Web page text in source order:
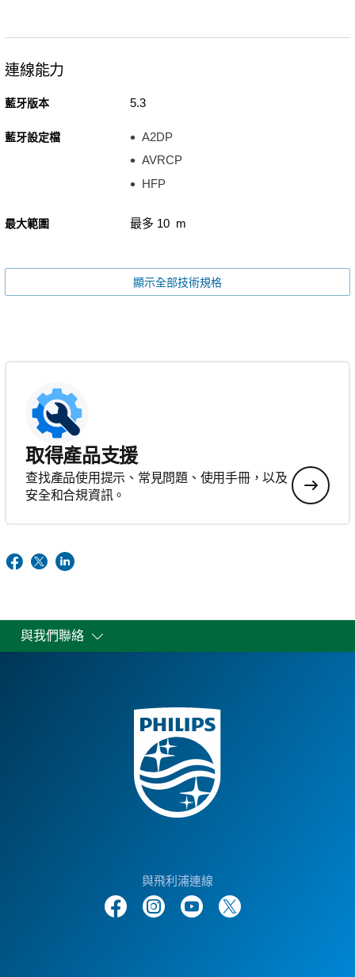
連線能力
藍牙版本 5.3
藍牙設定檔
A2DP
AVRCP
HFP
最大範圍 最多 10 m
顯示全部技術規格
取得產品支援
查找產品使用提示、常見問題、使用手冊，以及
安全和合規資訊。
與我們聯絡
與飛利浦連線